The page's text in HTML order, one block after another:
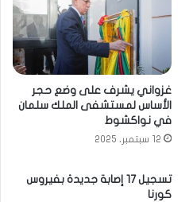
غزواني يشرف على وضع حجر
الأساس لمستشفى الملك سلمان
في نواكشوط
12 سبتمبر، 2025
تسجيل 17 إصابة جديدة بفيروس
كورنا